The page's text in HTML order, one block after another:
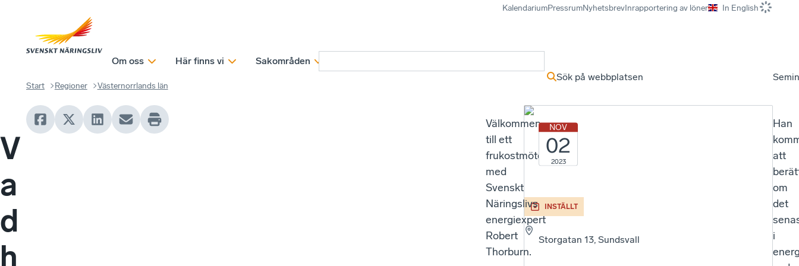
KalendariumPressrumNyhetsbrevInrapportering av löner In English
Om oss Här finns vi Sakområden
Sök på webbplatsen
Start Regioner Västernorrlands län
V
a
d
h
NOV
02
2023
INSTÄLLT
Storgatan 13, Sundsvall
Välkommen
till ett
frukostmöte
med
Svenskt
Näringslivs
energiexpert
Robert
Thorburn.
Han
att
om
det
i